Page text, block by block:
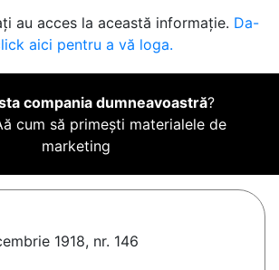
au acces la această informație. Da-
aici pentru a vă loga.
compania dumneavoastră?
cum să primești materialele de
marketing
1918, nr. 146